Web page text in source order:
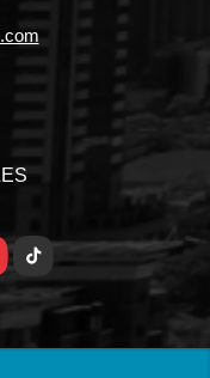
TikTok